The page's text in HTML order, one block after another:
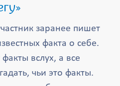
заранее пишет
факта о себе.
вслух, а все
чьи это факты.